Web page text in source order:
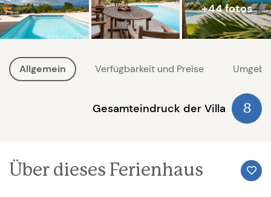
+44 fotos
Allgemein Verfügbarkeit und Preise
Gesamteindruck der Villa 8
Über dieses Ferienhaus